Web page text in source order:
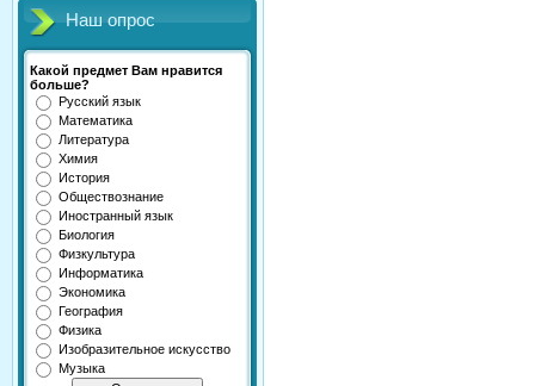
Наш опрос
Какой предмет Вам нравится
больше?
Русский язык
Математика
Литература
Химия
История
Обществознание
Иностранный язык
Биология
Физкультура
Информатика
Экономика
География
Физика
Изобразительное искусство
Музыка